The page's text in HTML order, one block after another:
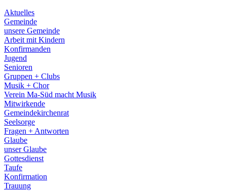
Aktuelles
Gemeinde
unsere Gemeinde
Arbeit mit Kindern
Konfirmanden
Jugend
Senioren
Gruppen + Clubs
Musik + Chor
Verein Ma-Süd macht Musik
Mitwirkende
Gemeindekirchenrat
Seelsorge
Fragen + Antworten
Glaube
unser Glaube
Gottesdienst
Taufe
Konfirmation
Trauung